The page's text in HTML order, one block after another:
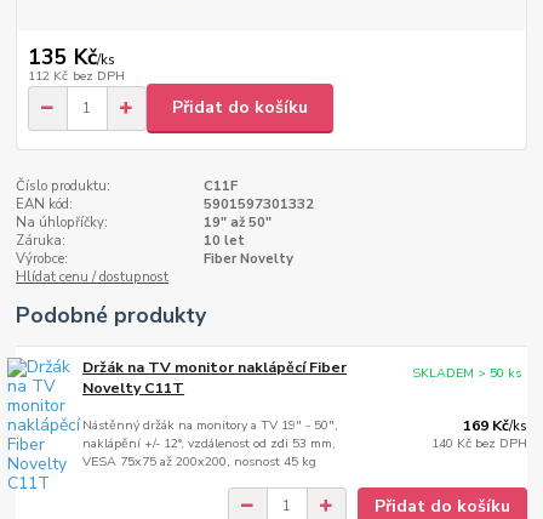
135 Kč/ks
112 Kč bez DPH
Přidat do košíku
Číslo produktu:
C11F
EAN kód:
5901597301332
Na úhlopříčky:
19" až 50"
Záruka:
10 let
Výrobce:
Fiber Novelty
Hlídat cenu / dostupnost
Podobné produkty
Držák na TV monitor naklápěcí Fiber
Novelty C11T
Nástěnný držák na monitory a TV 19" - 50",
naklápění +/- 12°, vzdálenost od zdi 53 mm,
VESA 75x75 až 200x200, nosnost 45 kg
169 Kč/ks
140 Kč bez DPH
SKLADEM > 50 ks
Přidat do košíku